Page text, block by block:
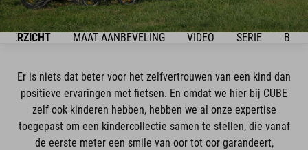
MAAT AANBEVELING VIDEO SERIE
Er is niets dat beter voor het zelfvertrouwen van een kind dan
positieve ervaringen met fietsen. En omdat we hier bij CUBE
zelf ook kinderen hebben, hebben we al onze expertise
toegepast om een kindercollectie samen te stellen, die vanaf
de eerste meter een smile van oor tot oor garandeert,